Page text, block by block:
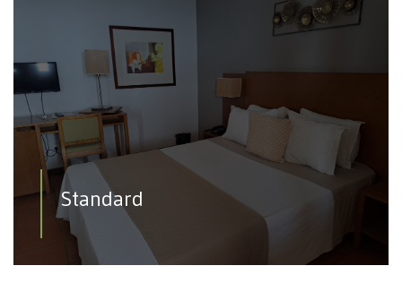
Standard